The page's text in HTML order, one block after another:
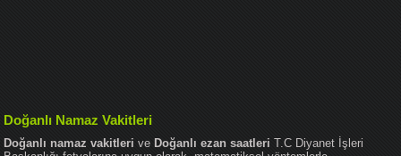
Doğanlı Namaz Vakitleri
Doğanlı namaz vakitleri ve Doğanlı ezan saatleri T.C Diyanet İşleri